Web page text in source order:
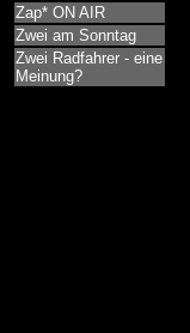
Zap* ON AIR
Zwei am Sonntag
Zwei Radfahrer - eine
Meinung?